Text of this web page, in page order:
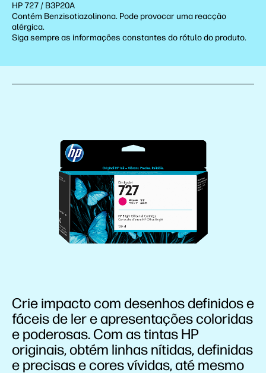
HP 727 / B3P20A
Contém Benzisotiazolinona. Pode provocar uma reacção
alérgica.
Siga sempre as informações constantes do rótulo do produto.
Crie impacto com desenhos definidos e
fáceis de ler e apresentações coloridas
e poderosas. Com as tintas HP
originais, obtém linhas nítidas, definidas
e precisas e cores vívidas, até mesmo